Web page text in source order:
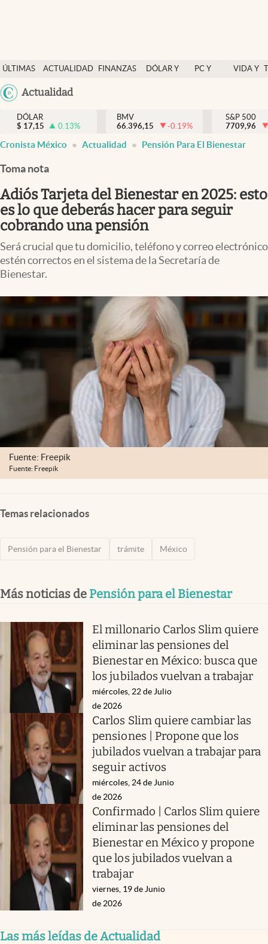
ÚLTIMAS
NOTICIAS
ACTUALIDAD
FINANZAS
DÓLAR Y
PC Y
VIDA Y
México
USA
Actualidad
Actualidad
Finanzas y economía
Dólar y mercados
Pc y celular
Vida y estilo
Tv
Clima
Espiritualidad
DÓLAR
$ 17,15 0.13%
BMV
66.396,15
-0.19%
S&P 500
7709,96
Cronista México Actualidad Pensión Para El Bienestar
Toma nota
Adiós Tarjeta del Bienestar en 2025: esto
es lo que deberás hacer para seguir
cobrando una pensión
Será crucial que tu domicilio, teléfono y correo electrónico
estén correctos en el sistema de la Secretaría de
Bienestar.
Fuente: Freepik
Fuente: Freepik
Temas relacionados
Pensión para el Bienestar trámite México
Más noticias de Pensión para el Bienestar
El millonario Carlos Slim quiere
eliminar las pensiones del
Bienestar en México: busca que
los jubilados vuelvan a trabajar
miércoles, 22 de Julio
de 2026
Carlos Slim quiere cambiar las
pensiones | Propone que los
jubilados vuelvan a trabajar para
seguir activos
miércoles, 24 de Junio
de 2026
Confirmado | Carlos Slim quiere
eliminar las pensiones del
Bienestar en México y propone
que los jubilados vuelvan a
trabajar
viernes, 19 de Junio
de 2026
Las más leídas de Actualidad